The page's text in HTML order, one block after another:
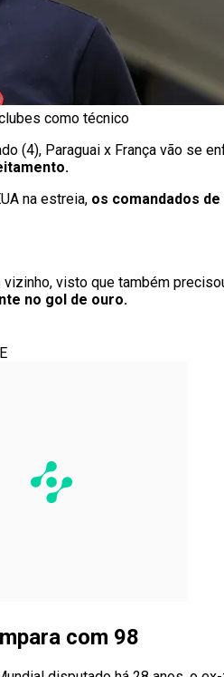
como técnico
(4), Paraguai x França vão se
na estreia, os comandados
visto que também
no gol de ouro.
com 98